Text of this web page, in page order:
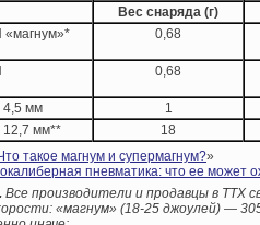
Вес снаряда (г)
«магнум»*
0,68
0,68
4,5 мм
1
12,7 мм**
18
такое магнум и супермагнум?»
пневматика: что ее может
Все производители и продавцы в ТТХ
«магнум» (18-25 джоулей) —